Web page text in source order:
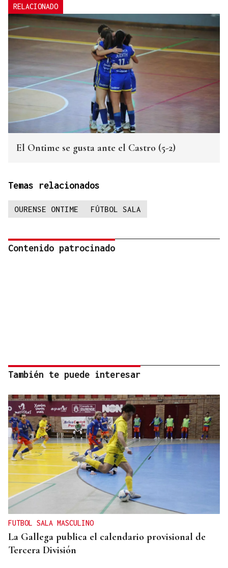
RELACIONADO
El Ontime se gusta ante el Castro (5-2)
Temas relacionados
OURENSE ONTIME FÚTBOL SALA
Contenido patrocinado
También te puede interesar
FUTBOL SALA MASCULINO
La Gallega publica el calendario provisional de
Tercera División